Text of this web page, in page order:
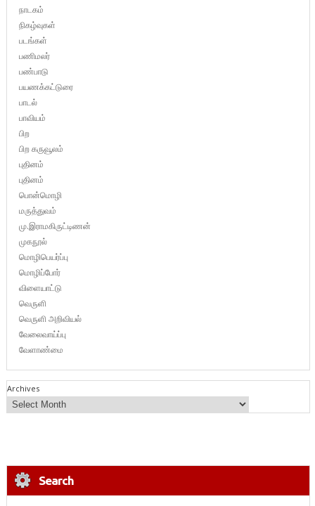
நாடகம்
நிகழ்வுகள்
படங்கள்
பணிமலர்
பண்பாடு
பயணக்கட்டுரை
பாடல்
பாவியம்
பிற
பிற கருவூலம்
புதினம்
புதினம்
பொன்மொழி
மருத்துவம்
மு.இராமகிருட்டிணன்
முகநூல்
மொழிபெயர்ப்பு
மொழிப்போர்
விளையாட்டு
வெருளி
வெருளி அறிவியல்
வேலைவாய்ப்பு
வேளாண்மை
Archives
Search